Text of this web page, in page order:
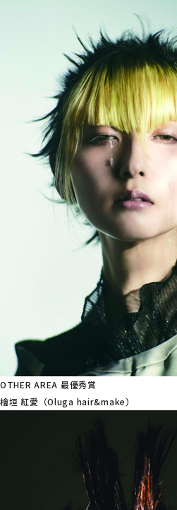
OTHER AREA 最優秀賞
檜垣 紅愛（Oluga hair&make）